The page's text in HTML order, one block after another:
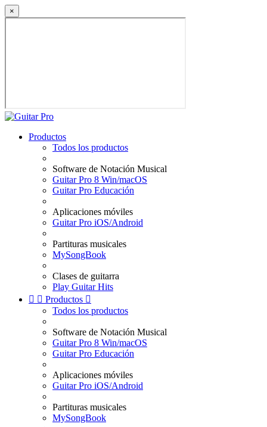
×
Productos
Todos los productos
Software de Notación Musical
Guitar Pro 8 Win/macOS
Guitar Pro Educación
Aplicaciones móviles
Guitar Pro iOS/Android
Partituras musicales
MySongBook
Clases de guitarra
Play Guitar Hits
  Productos 
Todos los productos
Software de Notación Musical
Guitar Pro 8 Win/macOS
Guitar Pro Educación
Aplicaciones móviles
Guitar Pro iOS/Android
Partituras musicales
MySongBook